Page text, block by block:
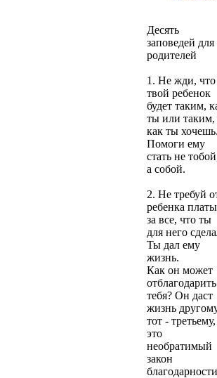
Десять
заповедей для
родителей
1. Не жди, что
твой ребенок
будет таким,
ты или таким,
как ты
Помоги ему
стать не
а собой.
2. Не требуй
ребенка платы
за все, что ты
для него
Ты дал ему
жизнь.
Как он может
отблагодарить
тебя? Он даст
жизнь
тот -
это
необратимый
закон